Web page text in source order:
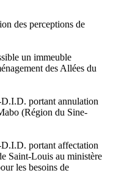
des perceptions de
un immeuble
des Allées du
portant annulation
(Région du Sine-
portant affectation
Saint-Louis au ministère
les besoins de